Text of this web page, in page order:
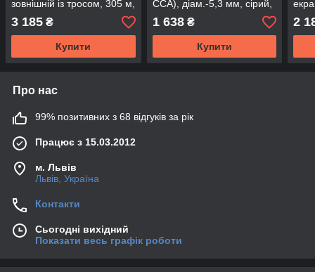
зовнішній із тросом, 305 м,
котушка
3 185 ₴
Купити
CCA), діам.-5,3 мм, сірий,
305м/бухта
1 638₴
Купити
для
2
Про нас
99% позитивних з 68 відгуків за рік
Працює з 15.03.2012
м. Львів
Львів, Україна
Контакти
Сьогодні вихідний
Показати весь графік роботи